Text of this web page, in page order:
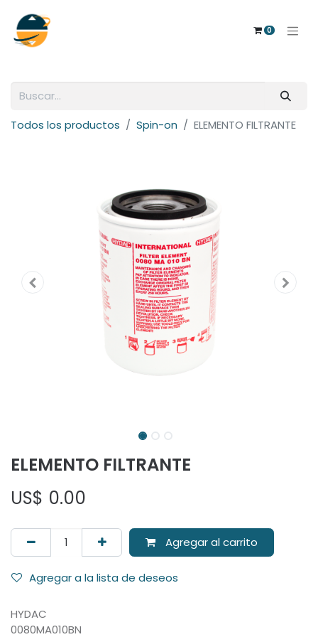
0
Todos los productos Spin-on ELEMENTO FILTRANTE
ELEMENTO FILTRANTE
US$ 0.00
Agregar al carrito
Agregar a la lista de deseos
HYDAC
0080MA010BN